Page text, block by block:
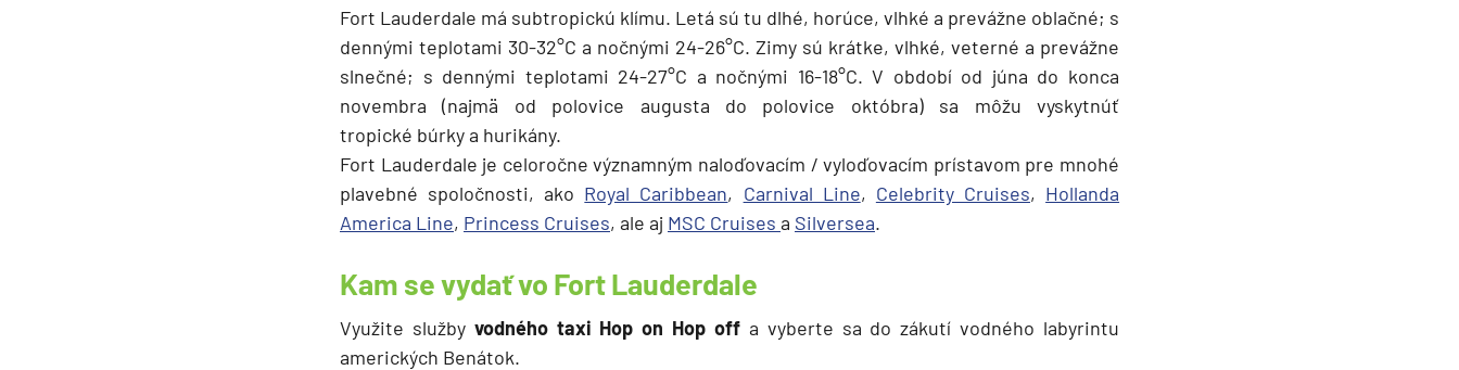
Fort Lauderdale má subtropickú klímu. Letá sú tu dlhé, horúce, vlhké a prevážne oblačné; s
dennými teplotami 30-32°C a nočnými 24-26°C. Zimy sú krátke, vlhké, veterné a prevážne
slnečné; s dennými teplotami 24-27°C a nočnými 16-18°C. V období od júna do konca
novembra (najmä od polovice augusta do polovice októbra) sa môžu vyskytnúť
tropické búrky a hurikány.
Fort Lauderdale je celoročne významným naloďovacím / vyloďovacím prístavom pre mnohé
plavebné spoločnosti, ako Royal Caribbean, Carnival Line, Celebrity Cruises, Hollanda
America Line, Princess Cruises, ale aj MSC Cruises a Silversea.
Kam se vydať vo Fort Lauderdale
Využite službyvodného taxi Hop on Hop off a vyberte sa do zákutí vodného labyrintu
amerických Benátok.